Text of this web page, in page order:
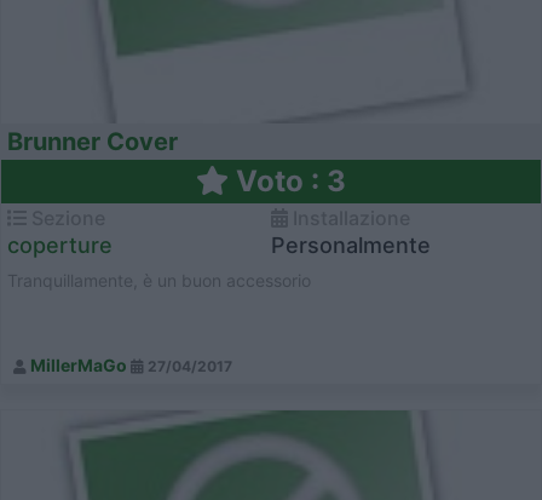
Brunner Cover
Voto : 3
coperture Personalmente
Tranquillamente, è un buon accessorio
MillerMaGo 27/04/2017